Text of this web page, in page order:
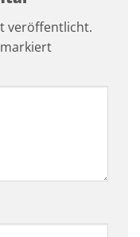
veröffentlicht.
markiert